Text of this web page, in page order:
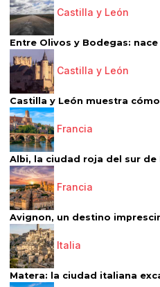
Castilla y León
Entre Olivos y Bodegas:
Castilla y León
Castilla y León muestra
Francia
Albi, la ciudad roja del sur de
Francia
Avignon, un destino
Italia
Matera: la ciudad italiana